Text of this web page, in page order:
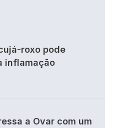
roxo pode
inflamação
a Ovar com um